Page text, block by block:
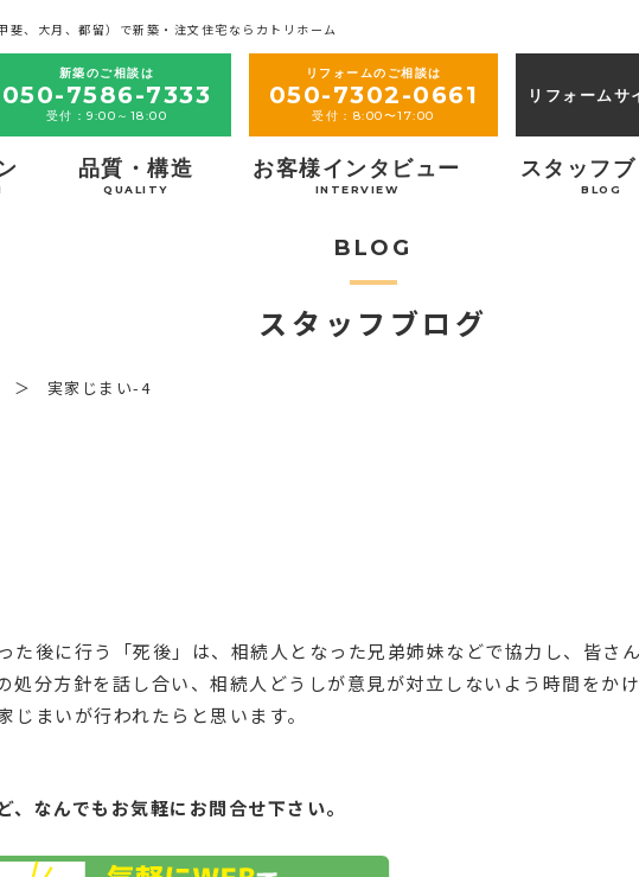
斐、大月、都留）で新築・注文住宅ならカトリホーム
新築のご相談は
050-7586-7333
受付：9:00～18:00
リフォームのご相談は
050-7302-0661
受付：8:00〜17:00
リフォームサ
品質・構造
QUALITY
お客様インタビュー
INTERVIEW
スタッフ
BLOG
BLOG
スタッフブログ
実家じまい-4
た後に行う「死後」は、相続人となった兄弟姉妹などで協力し、皆さ
処分方針を話し合い、相続人どうしが意見が対立しないよう時間をか
まいが行われたらと思います。
なんでもお気軽にお問合せ下さい。